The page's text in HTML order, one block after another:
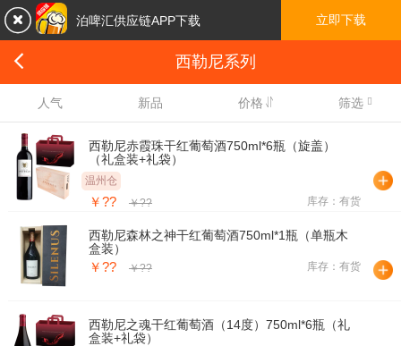
 西勒尼系列
人气 新品 价格 筛选
西勒尼赤霞珠干红葡萄酒750ml*6瓶（旋盖）
（礼盒装+礼袋）
温州仓
￥?? ￥?? 库存：有货
西勒尼森林之神干红葡萄酒750ml*1瓶（单瓶木
盒装）
￥?? ￥?? 库存：有货
西勒尼之魂干红葡萄酒（14度）750ml*6瓶（礼
盒装+礼袋）
 泊啤汇供应链APP下载 立即下载